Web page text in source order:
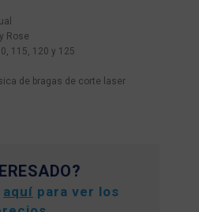
Rose
115, 120 y 125
de bragas de corte laser
aquí para ver los